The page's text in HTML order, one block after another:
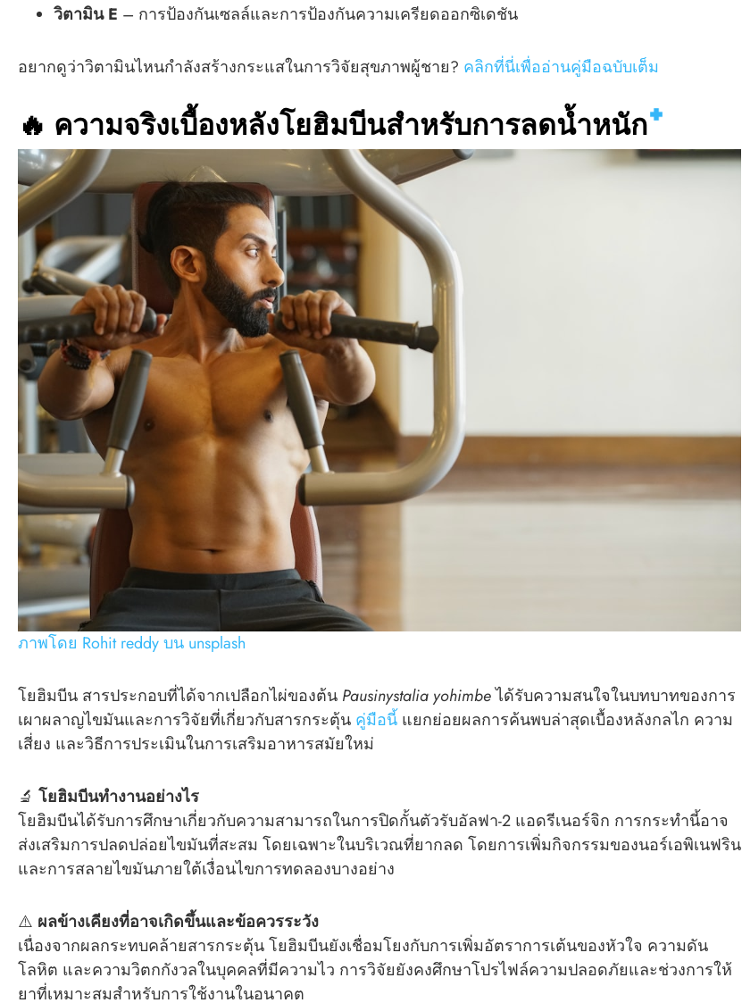
วิตามิน E – การป้องกันเซลล์และการป้องกันความเครียดออกซิเดชัน
อยากดูว่าวิตามินไหนกำลังสร้างกระแสในการวิจัยสุขภาพผู้ชาย? คลิกที่นี่เพื่ออ่านคู่มือฉบับเต็ม
🔥 ความจริงเบื้องหลังโยฮิมบีนสำหรับการลดน้ำหนัก
ภาพโดย Rohit reddy บน unsplash
โยฮิมบีน สารประกอบที่ได้จากเปลือกไผ่ของต้น Pausinystalia yohimbeได้รับความสนใจในบทบาทของการ
เผาผลาญไขมันและการวิจัยที่เกี่ยวกับสารกระตุ้น คู่มือนี้ แยกย่อยผลการค้นพบล่าสุดเบื้องหลังกลไก ความ
เสี่ยง และวิธีการประเมินในการเสริมอาหารสมัยใหม่
🔬 โยฮิมบีนทำงานอย่างไร
โยฮิมบีนได้รับการศึกษาเกี่ยวกับความสามารถในการปิดกั้นตัวรับอัลฟา-2 แอดรีเนอร์จิก การกระทำนี้อาจ
ส่งเสริมการปลดปล่อยไขมันที่สะสม โดยเฉพาะในบริเวณที่ยากลด โดยการเพิ่มกิจกรรมของนอร์เอพิเนฟริน
และการสลายไขมันภายใต้เงื่อนไขการทดลองบางอย่าง
⚠️ ผลข้างเคียงที่อาจเกิดขึ้นและข้อควรระวัง
เนื่องจากผลกระทบคล้ายสารกระตุ้น โยฮิมบีนยังเชื่อมโยงกับการเพิ่มอัตราการเต้นของหัวใจ ความดัน
โลหิต และความวิตกกังวลในบุคคลที่มีความไว การวิจัยยังคงศึกษาโปรไฟล์ความปลอดภัยและช่วงการให้
ยาที่เหมาะสมสำหรับการใช้งานในอนาคต